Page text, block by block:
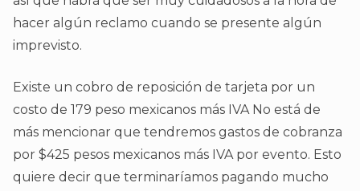
hacer algún reclamo cuando se presente algún
imprevisto.
Existe un cobro de reposición de tarjeta por un
costo de 179 peso mexicanos más IVA No está de
más mencionar que tendremos gastos de cobranza
por $425 pesos mexicanos más IVA por evento. Esto
quiere decir que terminaríamos pagando mucho